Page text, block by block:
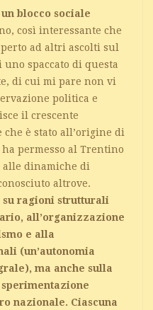
blocco sociale
così interessante che
ad altri ascolti sul
spaccato di questa
di cui mi pare non vi
politica e
il crescente
è stato all’origine di
permesso al Trentino
dinamiche di
altrove.
su ragioni strutturali
all’organizzazione
e alla
(un’autonomia
ma anche sulla
nazionale. Ciascuna